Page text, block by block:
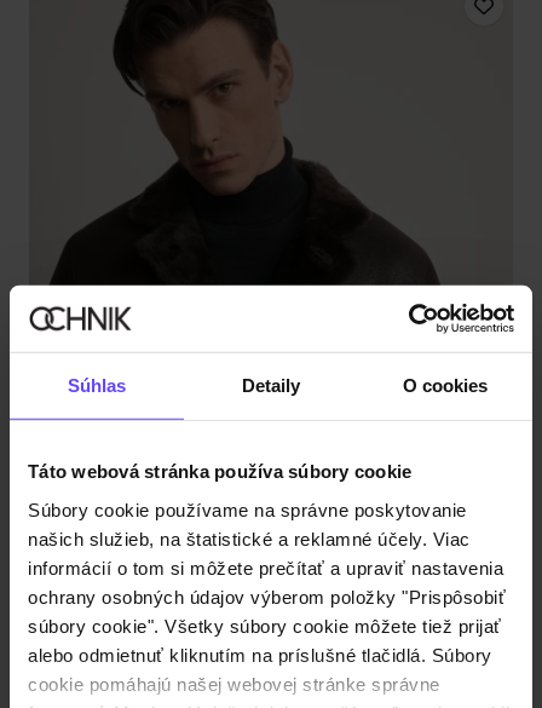
Súhlas Detaily O cookies
Táto webová stránka používa súbory cookie
Súbory cookie používame na správne poskytovanie
našich služieb, na štatistické a reklamné účely. Viac
informácií o tom si môžete prečítať a upraviť nastavenia
ochrany osobných údajov výberom položky "Prispôsobiť
súbory cookie". Všetky súbory cookie môžete tiež prijať
alebo odmietnuť kliknutím na príslušné tlačidlá. Súbory
cookie pomáhajú našej webovej stránke správne
Pánsky hnedý kožený kabát z ovčej kože
5.0 (1)
€579,90